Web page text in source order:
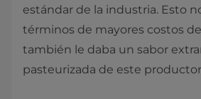
estándar de la industria. Esto
términos de mayores costos
también le daba un sabor
pasteurizada de este